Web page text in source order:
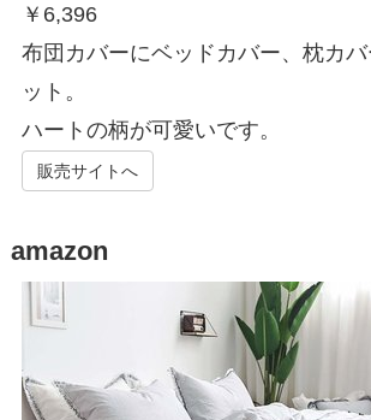
￥ 6,396
布団カバーにベッドカバー、枕カ
ット。
ハートの柄が可愛いです。
販売サイトへ
amazon